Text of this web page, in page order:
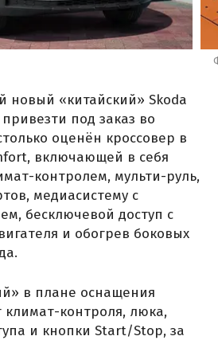
новый «китайский» Skoda
под заказ во
оценён кроссовер в
включающей в себя
контролем, мульти-руль,
медиасистему с
бесключевой доступ с
и обогрев боковых
в плане оснащения
климат-контроля, люка,
и кнопки Start/Stop, за